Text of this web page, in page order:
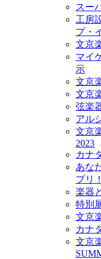
スー
工房
プ・
文京
マイ
示
文京
文京
弦楽
アル
文京
2023
カナ
あな
プリ
楽器
特別
文京
カナ
文京